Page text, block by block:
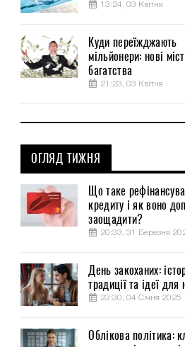
13:24, 03 Квітня
Куди переїжджають
мільйонери: нові
багатства
21:23, 03 Квітня
ОГЛЯД ТИЖНЯ
Що таке
кредиту і як воно
заощадити?
20:33, 31 Березня
День закоханих:
традиції та ідеї для
23:30, 04 Січня 2025
Облікова політика: